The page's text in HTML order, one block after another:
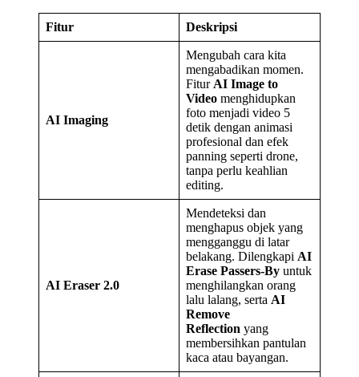
Fitur Deskripsi
AI Imaging
Mengubah cara kita
mengabadikan momen.
Fitur AI Image to
Video menghidupkan
foto menjadi video 5
detik dengan animasi
profesional dan efek
panning seperti drone,
tanpa perlu keahlian
editing.
AI Eraser 2.0
Mendeteksi dan
menghapus objek yang
mengganggu di latar
belakang. Dilengkapi AI
Erase Passers-By untuk
menghilangkan orang
lalu lalang, serta AI
Remove
Reflection yang
membersihkan pantulan
kaca atau bayangan.